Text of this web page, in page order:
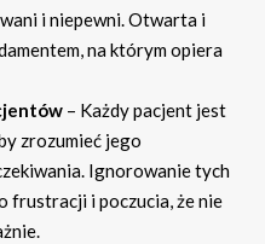
i niepewni. Otwarta i
na którym opiera
– Każdy pacjent jest
zrozumieć jego
Ignorowanie tych
frustracji i poczucia, że nie